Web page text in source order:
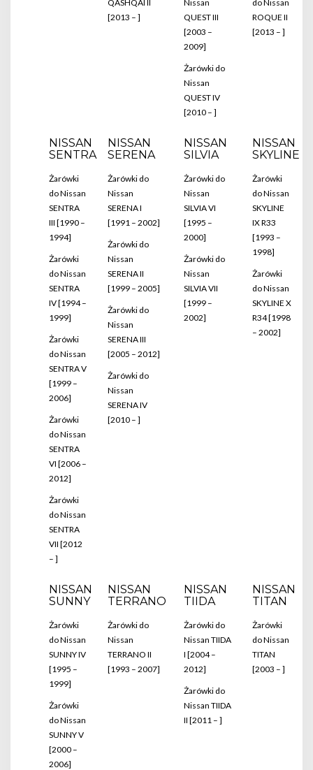
QASHQAI II
[2013 – ]
Nissan
QUEST III
[2003 –
2009]
Żarówki do
Nissan
QUEST IV
[2010 – ]
do Nissan
ROQUE II
[2013 – ]
NISSAN
SENTRA
Żarówki
do Nissan
SENTRA
III [1990 –
1994]
Żarówki
do Nissan
SENTRA
IV [1994 –
1999]
Żarówki
do Nissan
SENTRA V
[1999 –
2006]
Żarówki
do Nissan
SENTRA
VI [2006 –
2012]
Żarówki
do Nissan
SENTRA
VII [2012
– ]
NISSAN
SERENA
Żarówki do
Nissan
SERENA I
[1991 – 2002]
Żarówki do
Nissan
SERENA II
[1999 – 2005]
Żarówki do
Nissan
SERENA III
[2005 – 2012]
Żarówki do
Nissan
SERENA IV
[2010 – ]
NISSAN
SILVIA
Żarówki do
Nissan
SILVIA VI
[1995 –
2000]
Żarówki do
Nissan
SILVIA VII
[1999 –
2002]
NISSAN
SKYLINE
Żarówki
do Nissan
SKYLINE
IX R33
[1993 –
1998]
Żarówki
do Nissan
SKYLINE X
R34 [1998
– 2002]
NISSAN
SUNNY
Żarówki
do Nissan
SUNNY IV
[1995 –
1999]
Żarówki
do Nissan
SUNNY V
[2000 –
2006]
NISSAN
TERRANO
Żarówki do
Nissan
TERRANO II
[1993 – 2007]
NISSAN
TIIDA
Żarówki do
Nissan TIIDA
I [2004 –
2012]
Żarówki do
Nissan TIIDA
II [2011 – ]
NISSAN
TITAN
Żarówki
do Nissan
TITAN
[2003 – ]